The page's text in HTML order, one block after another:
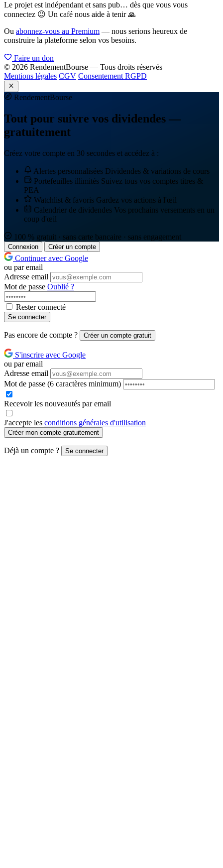
Le projet est indépendant et sans pub… dès que vous vous
connectez 😉 Un café nous aide à tenir 🙏
Ou abonnez-vous au Premium — nous serions heureux de
construire la plateforme selon vos besoins.
Faire un don
© 2026 RendementBourse — Tous droits réservés
Mentions légales CGV Consentement RGPD
RendementBourse
Tout pour suivre vos dividendes —
gratuitement
Créez votre compte en 30 secondes et accédez à :
Alertes personnalisées Dividendes & variations de cours
Portefeuilles illimités Suivez tous vos comptes titres &
PEA
Watchlist & favoris Gardez vos actions à l'œil
Calendrier de dividendes Vos prochains versements en un
coup d'œil
100 % gratuit · sans carte bancaire · sans engagement
Connexion Créer un compte
Continuer avec Google
ou par email
Adresse email
Mot de passe Oublié ?
Rester connecté
Se connecter
Pas encore de compte ? Créer un compte gratuit
S'inscrire avec Google
ou par email
Adresse email
Mot de passe (6 caractères minimum)
Recevoir les nouveautés par email
J'accepte les conditions générales d'utilisation
Créer mon compte gratuitement
Déjà un compte ? Se connecter